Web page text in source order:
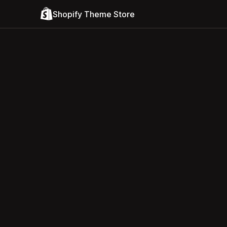
Shopify Theme Store